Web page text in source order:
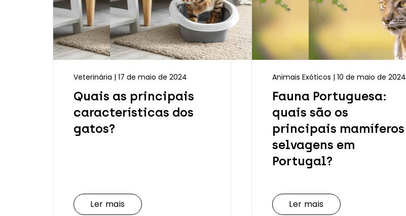
Veterinária | 17 de maio de 2024
Quais as principais
características dos
gatos?
Ler mais
Animais Exóticos | 10 de maio de 2024
Fauna Portuguesa:
quais são os
principais mamíferos
selvagens em
Portugal?
Ler mais